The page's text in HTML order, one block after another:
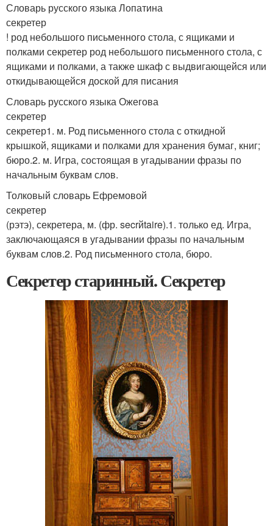
Словарь русского языка Лопатина
секретер
! род небольшого письменного стола, с ящиками и
полками секретер род небольшого письменного стола, с
ящиками и полками, а также шкаф с выдвигающейся или
откидывающейся доской для писания
Словарь русского языка Ожегова
секретер
секретер1. м. Род письменного стола с откидной
крышкой, ящиками и полками для хранения бумаг, книг;
бюро.2. м. Игра, состоящая в угадывании фразы по
начальным буквам слов.
Толковый словарь Ефремовой
секретер
(рэтэ), секретера, м. (фр. secrйtaire).1. только ед. Игра,
заключающаяся в угадывании фразы по начальным
буквам слов.2. Род письменного стола, бюро.
Секретер старинный. Секретер